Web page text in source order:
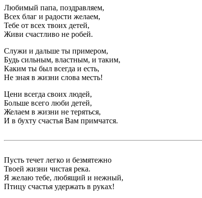
Любимый папа, поздравляем,
Всех благ и радости желаем,
Тебе от всех твоих детей,
Живи счастливо не робей.
Служи и дальше ты примером,
Будь сильным, властным, и таким,
Каким ты был всегда и есть,
Не зная в жизни слова месть!
Цени всегда своих людей,
Больше всего люби детей,
Желаем в жизни не теряться,
И в бухту счастья Вам примчатся.
Пусть течет легко и безмятежно
Твоей жизни чистая река.
Я желаю тебе, любящий и нежный,
Птицу счастья удержать в руках!